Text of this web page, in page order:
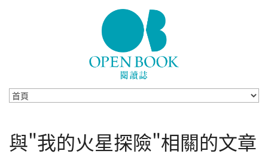
與"我的火星探險"相關的文章